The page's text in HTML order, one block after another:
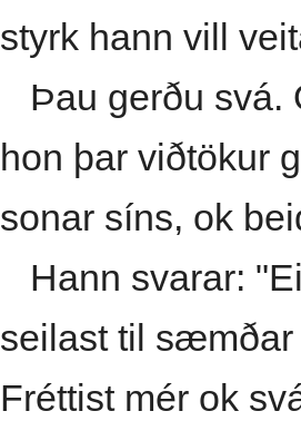
styrk hann vill
Þau gerðu svá.
hon þar viðtökur
sonar síns, ok
Hann svarar:
seilast til
Fréttist mér ok